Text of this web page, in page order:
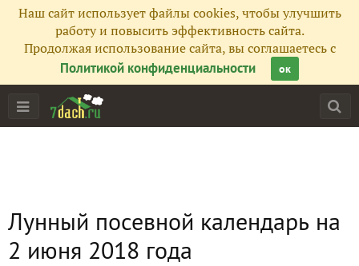
Наш сайт использует файлы cookies, чтобы улучшить
работу и повысить эффективность сайта.
Продолжая использование сайта, вы соглашаетесь с
Политикой конфиденциальности
ок
Лунный посевной календарь на
2 июня 2018 года